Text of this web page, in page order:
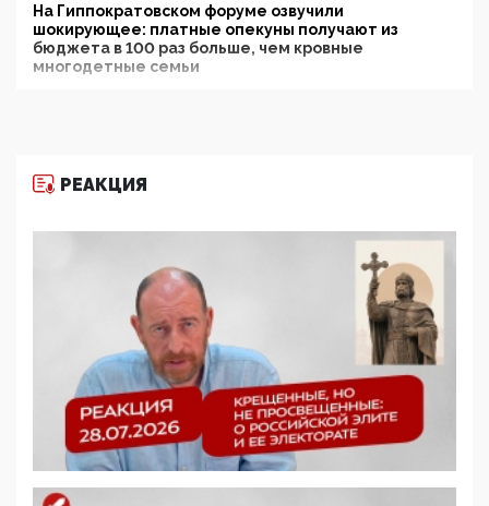
На Гиппократовском форуме озвучили
шокирующее: платные опекуны получают из
бюджета в 100 раз больше, чем кровные
многодетные семьи
11:53, 09 Июня 2026
деятельность ИИТО ЮНЕСКО в России, но
цифроглобалисты продолжают определять
повестку в образовании
09:43, 01 Июня 2026
5G за счет здоровья граждан: Минцифры намерено
отобрать у регионов и муниципалитетов право
защищать жилые дома и социальные объекты от
05:58, 26 Мая 2026
Роскомнадзор освободили от борца с
деструктивным и опасным контентом
07:39, 25 Мая 2026
РЕАКЦИЯ